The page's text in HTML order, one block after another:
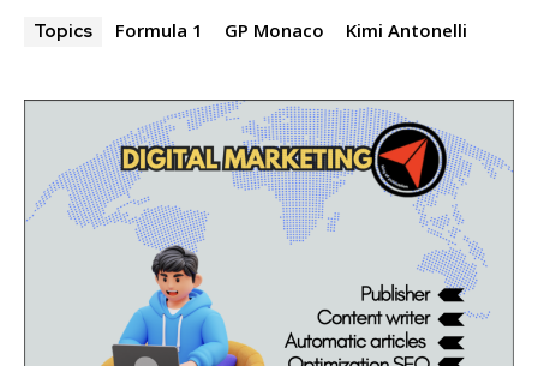
Topics Formula 1 GP Monaco Kimi Antonelli